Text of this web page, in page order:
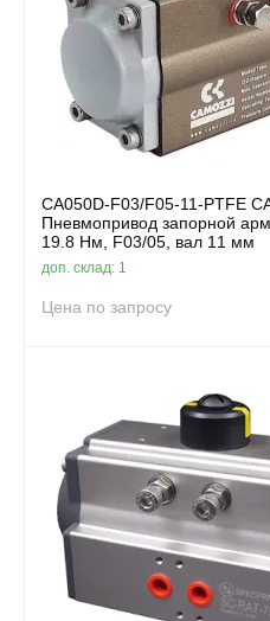
CA050D-F03/F05-11-PTFE
Пневмопривод запорной
19.8 Нм, F03/05, вал 11 мм
доп. склад: 1
Цена по запросу